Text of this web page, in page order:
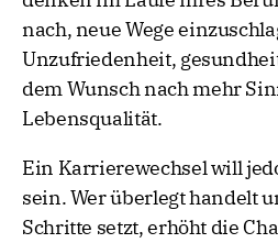
nach, neue Wege
Unzufriedenheit,
dem Wunsch nach mehr
Lebensqualität.
Ein Karrierewechsel will
sein. Wer überlegt handelt
Schritte setzt, erhöht die